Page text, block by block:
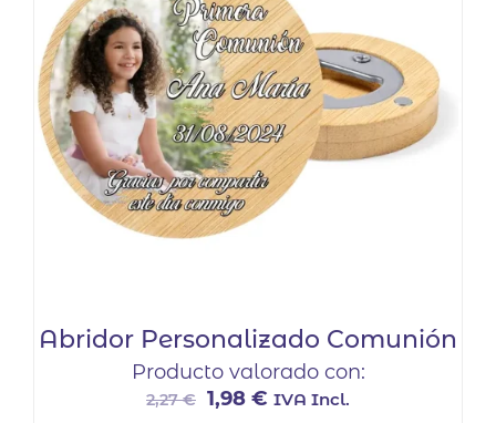
Abridor Personalizado Comunión
Producto valorado con:
2,27€ El
1,98 € El
IVA Incl.